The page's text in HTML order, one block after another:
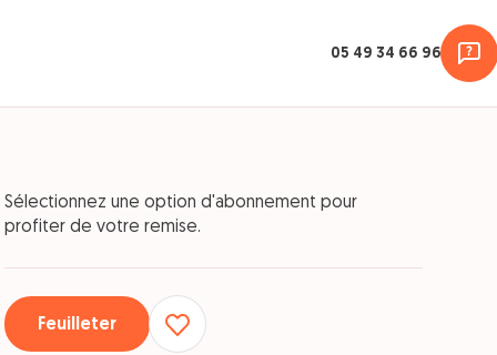
05 49 34 66 96
Sélectionnez une option d'abonnement pour
profiter de votre remise.
Feuilleter